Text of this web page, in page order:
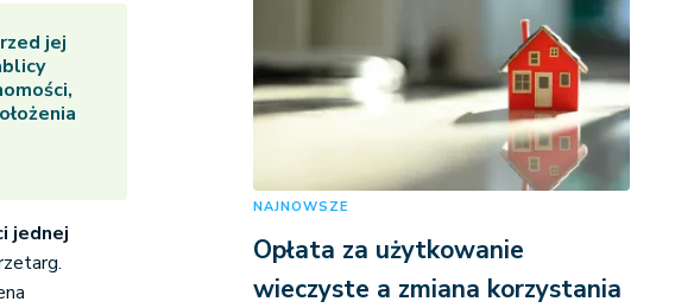
jej
jednej
NAJNOWSZE
Opłata za użytkowanie
wieczyste a zmiana korzystania